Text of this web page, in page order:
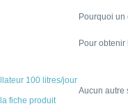
100 litres/jour
fiche produit
Pourquoi
Pour
Aucun autre